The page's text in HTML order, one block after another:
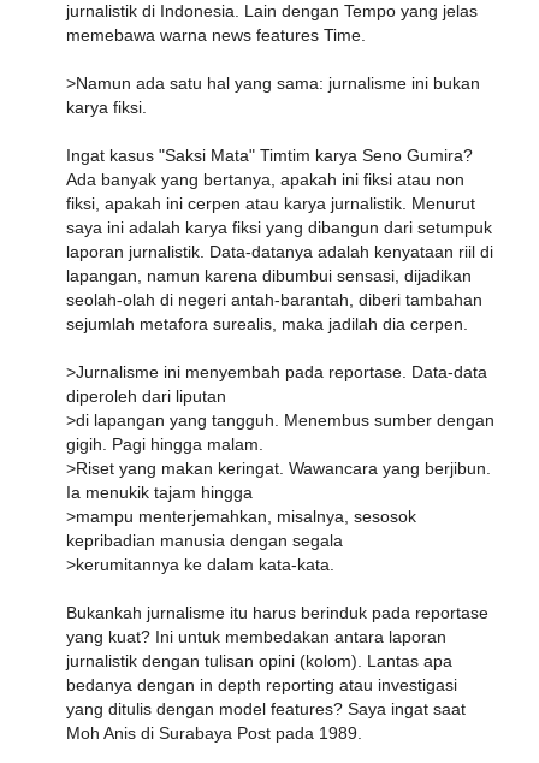
jurnalistik di Indonesia. Lain dengan Tempo yang jelas
memebawa warna news features Time.
>Namun ada satu hal yang sama: jurnalisme ini bukan
karya fiksi.
Ingat kasus "Saksi Mata" Timtim karya Seno Gumira?
Ada banyak yang bertanya, apakah ini fiksi atau non
fiksi, apakah ini cerpen atau karya jurnalistik. Menurut
saya ini adalah karya fiksi yang dibangun dari setumpuk
laporan jurnalistik. Data-datanya adalah kenyataan riil di
lapangan, namun karena dibumbui sensasi, dijadikan
seolah-olah di negeri antah-barantah, diberi tambahan
sejumlah metafora surealis, maka jadilah dia cerpen.
>Jurnalisme ini menyembah pada reportase. Data-data
diperoleh dari liputan
>di lapangan yang tangguh. Menembus sumber dengan
gigih. Pagi hingga malam.
>Riset yang makan keringat. Wawancara yang berjibun.
Ia menukik tajam hingga
>mampu menterjemahkan, misalnya, sesosok
kepribadian manusia dengan segala
>kerumitannya ke dalam kata-kata.
Bukankah jurnalisme itu harus berinduk pada reportase
yang kuat? Ini untuk membedakan antara laporan
jurnalistik dengan tulisan opini (kolom). Lantas apa
bedanya dengan in depth reporting atau investigasi
yang ditulis dengan model features? Saya ingat saat
Moh Anis di Surabaya Post pada 1989.